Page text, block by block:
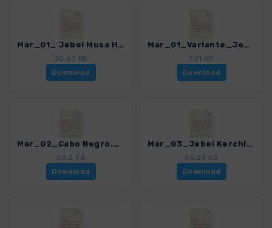
Mar_01_ Jebel Musa Haupttour.gpx
30.63 KB
Download
Mar_01_Variante_Jebel Musa.gpx
7.21 KB
Download
Mar_02_Cabo Negro.gpx
50.2 KB
Download
Mar_03_Jebel Kerchichane.gpx
65.24 KB
Download